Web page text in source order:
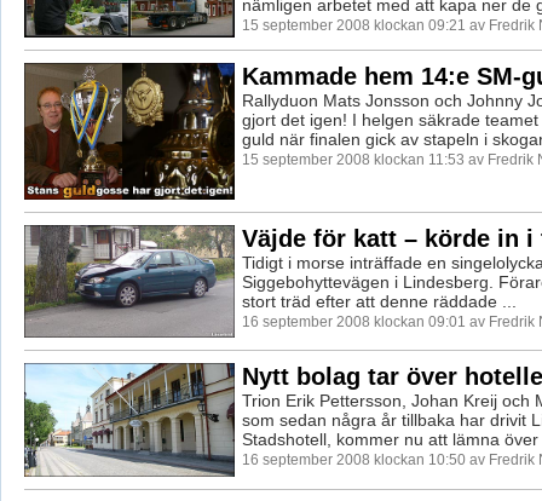
nämligen arbetet med att kapa ner de
15 september 2008 klockan 09:21 av Fredrik
Kammade hem 14:e SM-
Rallyduon Mats Jonsson och Johnny
gjort det igen! I helgen säkrade
guld när finalen gick av stapeln i
15 september 2008 klockan 11:53 av Fredrik
Väjde för katt – körde in i
Tidigt i morse inträffade en
Siggebohyttevägen i Lindesberg.
stort träd efter att denne räddade ...
16 september 2008 klockan 09:01 av Fredrik
Nytt bolag tar över
Trion Erik Pettersson, Johan Kreij och
som sedan några år tillbaka har drivit
Stadshotell, kommer nu att lämna över
16 september 2008 klockan 10:50 av Fredrik